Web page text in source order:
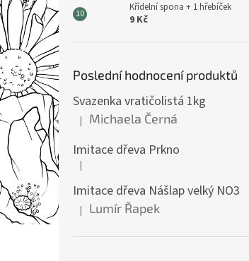
Křídelní spona + 1 hřebíček
9 Kč
Poslední hodnocení produktů
Svazenka vratičolistá 1kg
Hodnocení produktu je 5 z 5 hvězdiček.
| Michaela Černá
Imitace dřeva Prkno
Hodnocení produktu je 5 z 5 hvězdiček.
|
Imitace dřeva Nášlap velký NO3
Hodnocení produktu je 5 z 5 hvězdiček.
| Lumír Řapek